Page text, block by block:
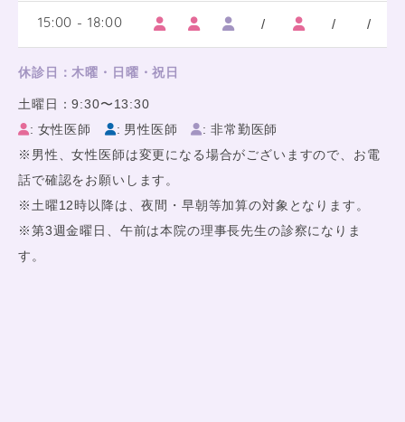
15:00 - 18:00 / / /
休診日：木曜・日曜・祝日
土曜日：9:30〜13:30
: 女性医師
: 男性医師
: 非常勤医師
※男性、女性医師は変更になる場合がございますので、お電
話で確認をお願いします。
※土曜12時以降は、夜間・早朝等加算の対象となります。
※第3週金曜日、午前は本院の理事長先生の診察になりま
す。